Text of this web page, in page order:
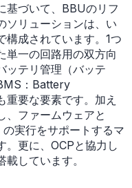
基づいて、BBUのリフ
ソリューションは、い
構成されています。1つ
単一の回路用の双方向
ッテリ管理（バッテ
：Battery
要な要素です。加え
、ファームウェアと
実行をサポートするマ
。更に、OCPと協力し
しています。